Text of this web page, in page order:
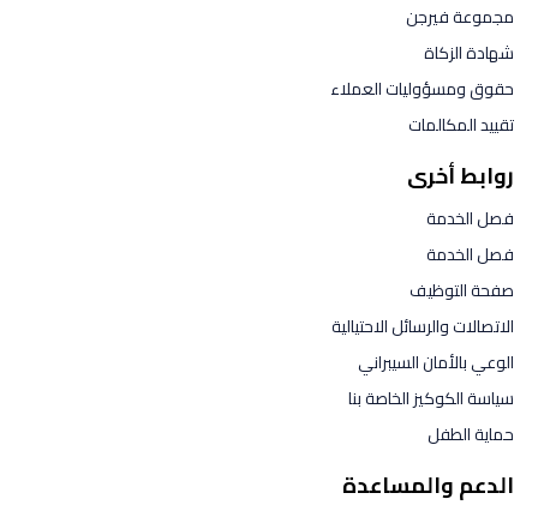
مجموعة فيرجن
شهادة الزكاة
حقوق ومسؤوليات العملاء
تقييد المكالمات
روابط أخرى
فصل الخدمة
فصل الخدمة
صفحة التوظيف
الاتصالات والرسائل الاحتيالية
الوعي بالأمان السيبراني
سياسة الكوكيز الخاصة بنا
حماية الطفل
الدعم والمساعدة